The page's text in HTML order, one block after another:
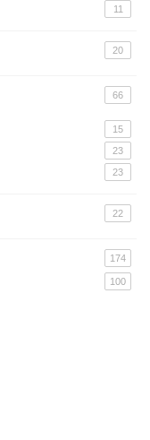
11
20
66
15
23
23
22
174
100